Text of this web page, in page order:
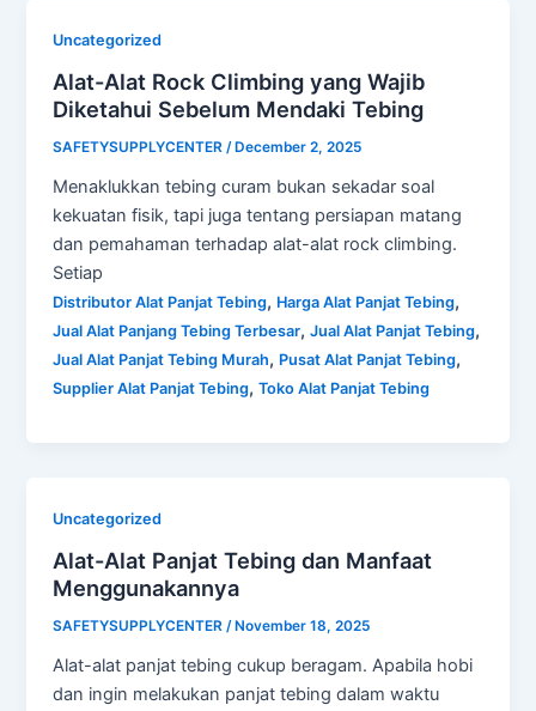
Uncategorized
Alat-Alat Rock Climbing yang Wajib
Diketahui Sebelum Mendaki Tebing
SAFETYSUPPLYCENTER/ December 2, 2025
Menaklukkan tebing curam bukan sekadar soal
kekuatan fisik, tapi juga tentang persiapan matang
dan pemahaman terhadap alat-alat rock climbing.
Setiap
Distributor Alat Panjat Tebing, Harga Alat Panjat Tebing,
Jual Alat Panjang Tebing Terbesar,Jual Alat Panjat Tebing,
Jual Alat Panjat Tebing Murah, Pusat Alat Panjat Tebing,
Supplier Alat Panjat Tebing,Toko Alat Panjat Tebing
Uncategorized
Alat-Alat Panjat Tebing dan Manfaat
Menggunakannya
SAFETYSUPPLYCENTER/ November 18, 2025
Alat-alat panjat tebing cukup beragam. Apabila hobi
dan ingin melakukan panjat tebing dalam waktu